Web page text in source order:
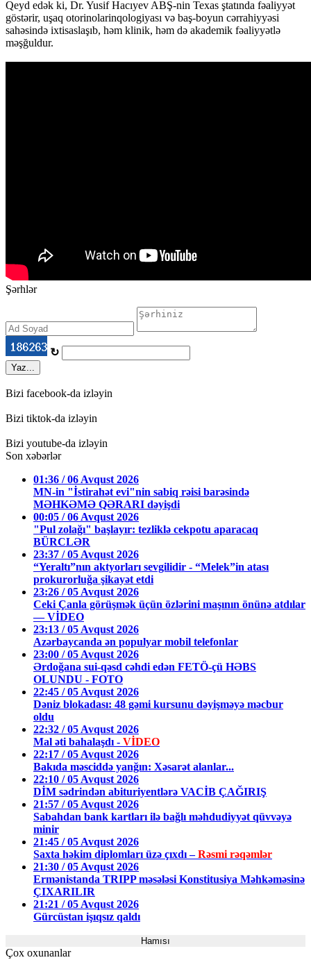
Qeyd edək ki, Dr. Yusif Hacıyev ABŞ-nin Texas ştatında fəaliyyət
göstərir, uşaq otorinolarinqologiyası və baş-boyun cərrahiyyəsi
sahəsində ixtisaslaşıb, həm klinik, həm də akademik fəaliyyətlə
məşğuldur.
Şərhlər
↻
Yaz...
Bizi facebook-da izləyin
Bizi tiktok-da izləyin
Bizi youtube-da izləyin
Son xəbərlər
01:36 / 06 Avqust 2026
MN-in "İstirahət evi"nin sabiq rəisi barəsində
MƏHKƏMƏ QƏRARI dəyişdi
00:05 / 06 Avqust 2026
"Pul zolağı" başlayır: tezliklə cekpotu aparacaq
BÜRCLƏR
23:37 / 05 Avqust 2026
“Yeraltı”nın aktyorları sevgilidir - “Melek”in atası
prokurorluğa şikayət etdi
23:26 / 05 Avqust 2026
Ceki Çanla görüşmək üçün özlərini maşının önünə atdılar
— VİDEO
23:13 / 05 Avqust 2026
Azərbaycanda ən populyar mobil telefonlar
23:00 / 05 Avqust 2026
Ərdoğana sui-qəsd cəhdi edən FETÖ-çü HƏBS
OLUNDU - FOTO
22:45 / 05 Avqust 2026
Dəniz blokadası: 48 gəmi kursunu dəyişməyə məcbur
oldu
22:32 / 05 Avqust 2026
Mal əti bahalaşdı - VİDEO
22:17 / 05 Avqust 2026
Bakıda məsciddə yanğın: Xəsarət alanlar...
22:10 / 05 Avqust 2026
DİM sədrindən abituriyentlərə VACİB ÇAĞIRIŞ
21:57 / 05 Avqust 2026
Sabahdan bank kartları ilə bağlı məhdudiyyət qüvvəyə
minir
21:45 / 05 Avqust 2026
Saxta həkim diplomları üzə çıxdı –Rəsmi rəqəmlər
21:30 / 05 Avqust 2026
Ermənistanda TRIPP məsələsi Konstitusiya Məhkəməsinə
ÇIXARILIR
21:21 / 05 Avqust 2026
Gürcüstan işıqsız qaldı
Hamısı
Çox oxunanlar